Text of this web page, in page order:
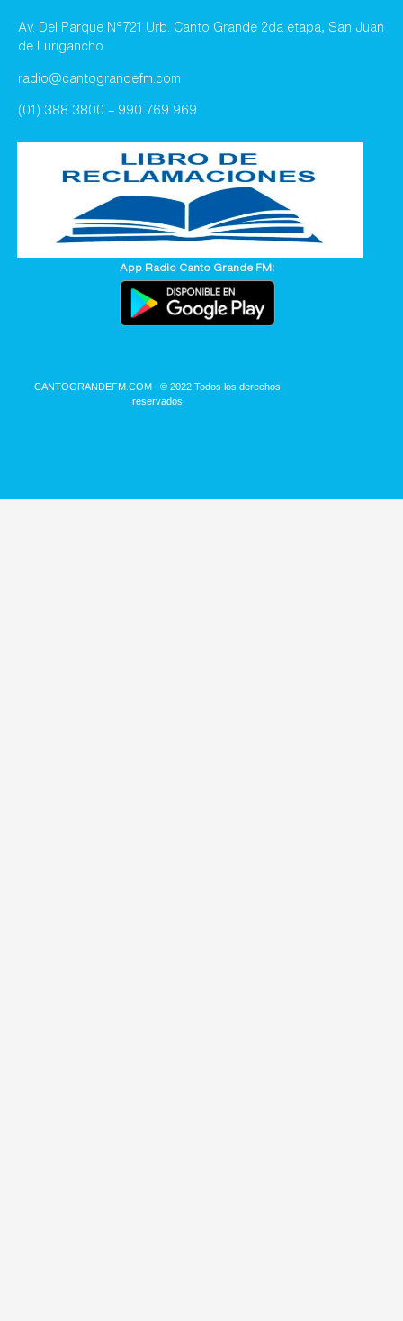
Av. Del Parque N°721 Urb. Canto Grande 2da etapa, San Juan
de Lurigancho
radio@cantograndefm.com
(01) 388 3800 – 990 769 969
App Radio Canto Grande FM:
CANTOGRANDEFM.COM– © 2022 Todos los derechos
reservados